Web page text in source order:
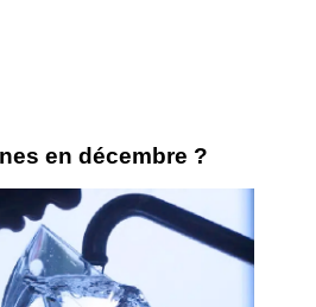
en décembre ?